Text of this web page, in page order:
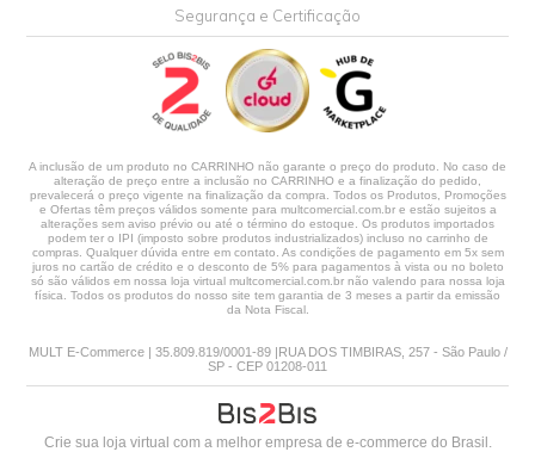
Segurança e Certificação
A inclusão de um produto no CARRINHO não garante o preço do produto. No caso de
alteração de preço entre a inclusão no CARRINHO e a finalização do pedido,
prevalecerá o preço vigente na finalização da compra. Todos os Produtos, Promoções
e Ofertas têm preços válidos somente para multcomercial.com.br e estão sujeitos a
alterações sem aviso prévio ou até o término do estoque. Os produtos importados
podem ter o IPI (imposto sobre produtos industrializados) incluso no carrinho de
compras. Qualquer dúvida entre em contato. As condições de pagamento em 5x sem
juros no cartão de crédito e o desconto de 5% para pagamentos à vista ou no boleto
só são válidos em nossa loja virtual multcomercial.com.br não valendo para nossa loja
física. Todos os produtos do nosso site tem garantia de 3 meses a partir da emissão
da Nota Fiscal.
MULT E-Commerce | 35.809.819/0001-89 |RUA DOS TIMBIRAS, 257 - São Paulo /
SP - CEP 01208-011
Crie sua loja virtual com a melhor empresa de e-commerce do Brasil.